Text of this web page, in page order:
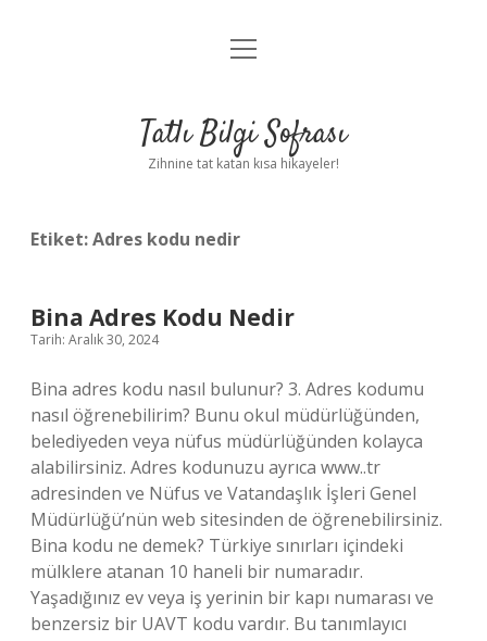
Anasayfa
Yasal Uyarı
menüyü
Tatlı Bilgi Sofrası
Zihnine tat katan kısa hikayeler!
Etiket:Adres kodu nedir
Bina Adres Kodu Nedir
Tarih: Aralık 30, 2024
Bina adres kodu nasıl bulunur? 3. Adres kodumu
nasıl öğrenebilirim? Bunu okul müdürlüğünden,
belediyeden veya nüfus müdürlüğünden kolayca
alabilirsiniz. Adres kodunuzu ayrıca www..tr
adresinden ve Nüfus ve Vatandaşlık İşleri Genel
Müdürlüğü’nün web sitesinden de öğrenebilirsiniz.
Bina kodu ne demek? Türkiye sınırları içindeki
mülklere atanan 10 haneli bir numaradır.
Yaşadığınız ev veya iş yerinin bir kapı numarası ve
benzersiz bir UAVT kodu vardır. Bu tanımlayıcı